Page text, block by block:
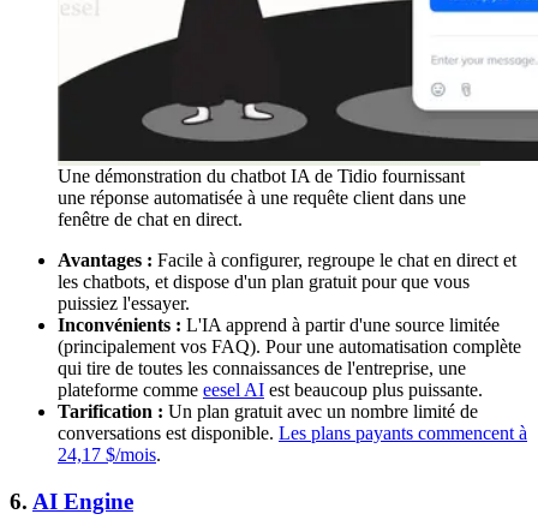
Une démonstration du chatbot IA de Tidio fournissant
une réponse automatisée à une requête client dans une
fenêtre de chat en direct.
Avantages : Facile à configurer, regroupe le chat en direct et
les chatbots, et dispose d'un plan gratuit pour que vous
puissiez l'essayer.
Inconvénients : L'IA apprend à partir d'une source limitée
(principalement vos FAQ). Pour une automatisation complète
qui tire de toutes les connaissances de l'entreprise, une
plateforme comme eesel AI est beaucoup plus puissante.
Tarification : Un plan gratuit avec un nombre limité de
conversations est disponible. Les plans payants commencent à
24,17 $/mois.
6. AI Engine